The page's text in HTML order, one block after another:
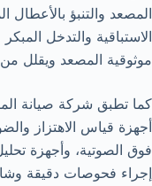
المصعد والتنبؤ بالأعطال
الاستباقية والتدخل
موثوقية المصعد ويقلل من
كما تطبق شركة صيانة
أجهزة قياس الاهتزاز
فوق الصوتية، وأجهزة
إجراء فحوصات دقيقة